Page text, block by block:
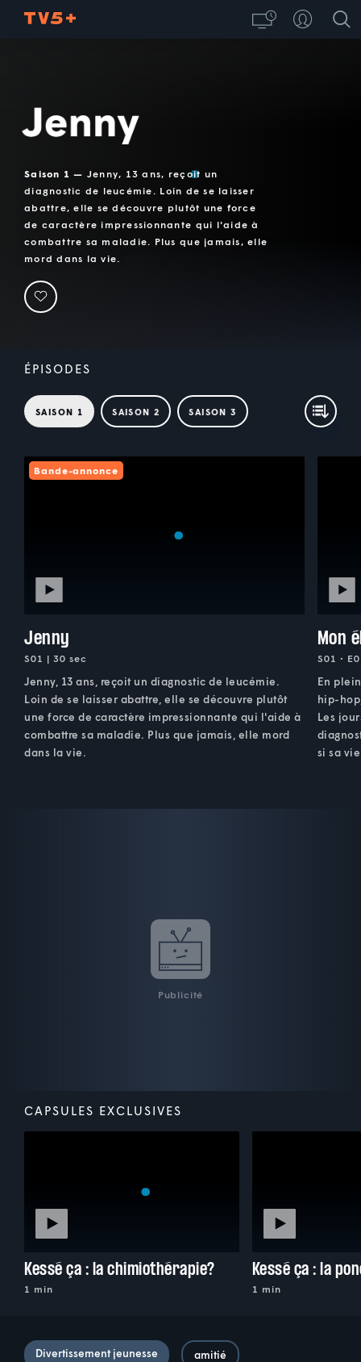
Saison 1 — Jenny, 13 ans, reçoit un
diagnostic de leucémie. Loin de se laisser
abattre, elle se découvre plutôt une force
de caractère impressionnante qui l'aide à
combattre sa maladie. Plus que jamais, elle
mord dans la vie.
ÉPISODES
SAISON 1 SAISON 2 SAISON 3
Bande-annonce
Jenny
S01 | 30 sec
Jenny, 13 ans, reçoit un diagnostic de leucémie.
Loin de se laisser abattre, elle se découvre plutôt
une force de caractère impressionnante qui l'aide à
combattre sa maladie. Plus que jamais, elle mord
dans la vie.
Mon
S01 •
En
hip-
Les
si sa
Publicité
CAPSULES EXCLUSIVES
Kessé ça : la chimiothérapie?
1 min 1 min
Divertissement jeunesse amitié